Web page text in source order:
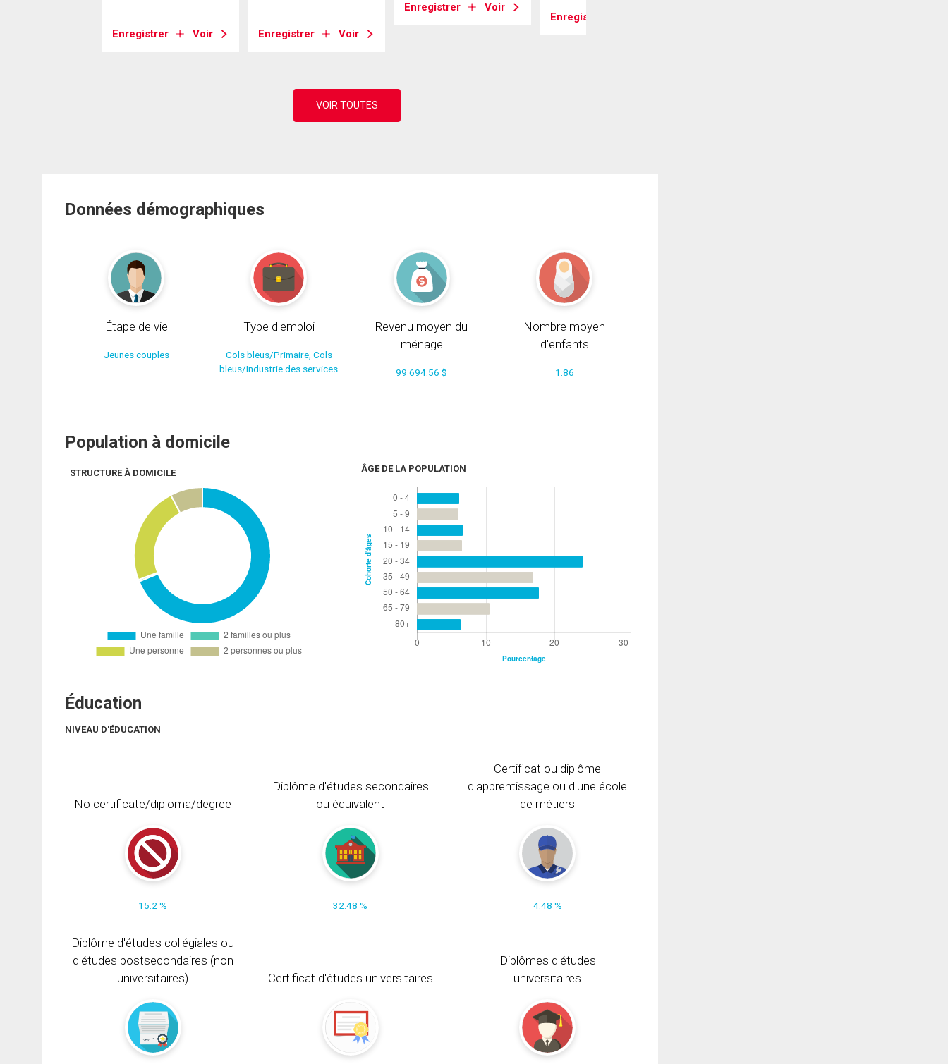
Enregistrer Voir Enregistrer Voir
Enregistrer Voir
Enregistrer
Données démographiques
Étape de vie
Jeunes couples
Type d'emploi
Cols bleus/Primaire, Cols
bleus/Industrie des services
Revenu moyen du
ménage
99 694.56 $
Nombre moyen
d'enfants
1.86
Population à domicile
STRUCTURE À DOMICILE ÂGE DE LA POPULATION
Éducation
NIVEAU D'ÉDUCATION
No certificate/diploma/degree
15.2 %
Diplôme d'études secondaires
ou équivalent
32.48 %
Certificat ou diplôme
d'apprentissage ou d'une école
de métiers
4.48 %
Diplôme d'études collégiales ou
d'études postsecondaires (non
universitaires)
Certificat d'études universitaires
Diplômes d'études
universitaires